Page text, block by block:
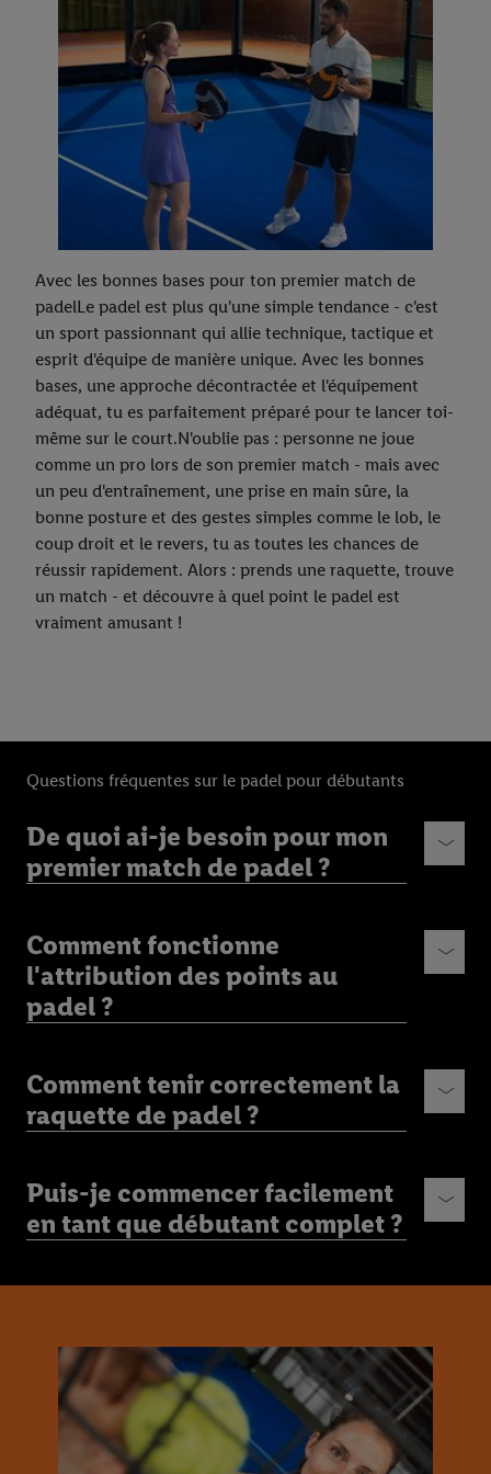
Avec les bonnes bases pour ton premier match de
padelLe padel est plus qu'une simple tendance - c'est
un sport passionnant qui allie technique, tactique et
esprit d'équipe de manière unique. Avec les bonnes
bases, une approche décontractée et l'équipement
adéquat, tu es parfaitement préparé pour te lancer toi-
même sur le court.N'oublie pas : personne ne joue
comme un pro lors de son premier match - mais avec
un peu d'entraînement, une prise en main sûre, la
bonne posture et des gestes simples comme le lob, le
coup droit et le revers, tu as toutes les chances de
réussir rapidement. Alors : prends une raquette, trouve
un match - et découvre à quel point le padel est
vraiment amusant !
Questions fréquentes sur le padel pour débutants
De quoi ai-je besoin pour mon
premier match de padel ?
Comment fonctionne
l'attribution des points au
padel ?
Comment tenir correctement la
raquette de padel ?
Puis-je commencer facilement
en tant que débutant complet ?
finalités susmentionnées. Vous trouverez de plus amples
informations sur la durée de conservation des données et votre
droit de révoquer votre consentement à tout moment avec effet
pour l’avenir dans notre
déclaration relative à la protection des
données .Vous trouverez les impressions ici.